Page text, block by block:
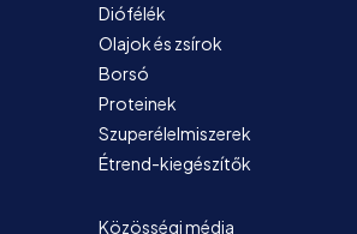
Diófélék
Olajok és zsírok
Borsó
Proteinek
Szuperélelmiszerek
Étrend-kiegészítők
Közösségi média